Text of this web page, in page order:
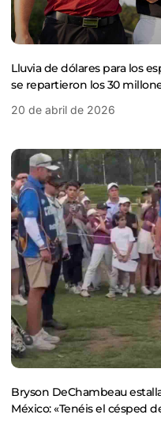
Lluvia de dólares para los
se repartieron los 30
20 de abril de 2026
Bryson DeChambeau
México: «Tenéis el césped